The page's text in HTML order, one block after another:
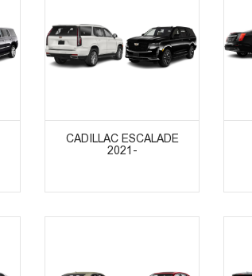
CADILLAC ESCALADE
2021-